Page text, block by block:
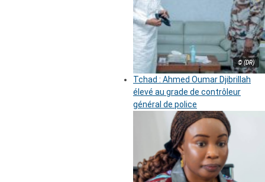
© (DR)
Tchad : Ahmed Oumar Djibrillah
élevé au grade de contrôleur
général de police